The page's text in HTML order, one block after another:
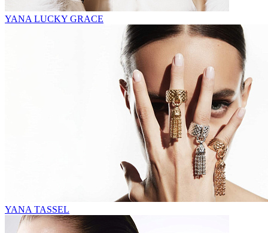
YANA LUCKY GRACE
YANA TASSEL